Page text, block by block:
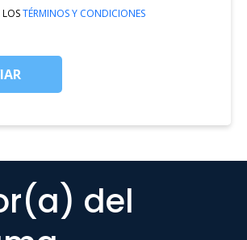
TÉRMINOS Y CONDICIONES
del